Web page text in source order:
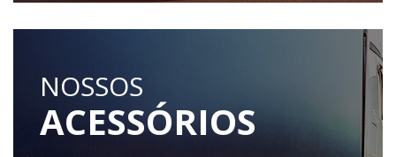
NOSSOS
ACESSÓRIOS